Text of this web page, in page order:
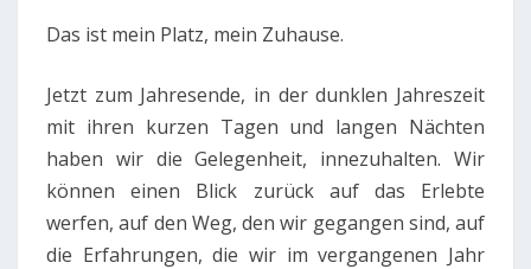
Das ist mein Platz, mein Zuhause.
Jetzt zum Jahresende, in der dunklen Jahreszeit
mit ihren kurzen Tagen und langen Nächten
haben wir die Gelegenheit, innezuhalten. Wir
können einen Blick zurück auf das Erlebte
werfen, auf den Weg, den wir gegangen sind, auf
die Erfahrungen, die wir im vergangenen Jahr